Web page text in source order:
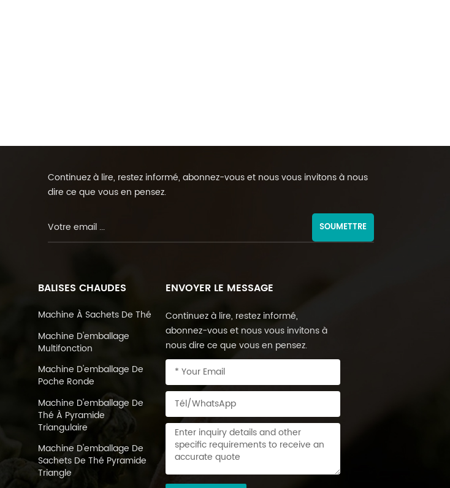
Continuez à lire, restez informé, abonnez-vous et nous vous invitons à nous
dire ce que vous en pensez.
SOUMETTRE
BALISES CHAUDES
Machine À Sachets De Thé
Machine D'emballage
Multifonction
Machine D'emballage De
Poche Ronde
Machine D'emballage De
Thé À Pyramide
Triangulaire
Machine D'emballage De
Sachets De Thé Pyramide
Triangle
ENVOYER LE MESSAGE
Continuez à lire, restez informé,
abonnez-vous et nous vous invitons à
nous dire ce que vous en pensez.